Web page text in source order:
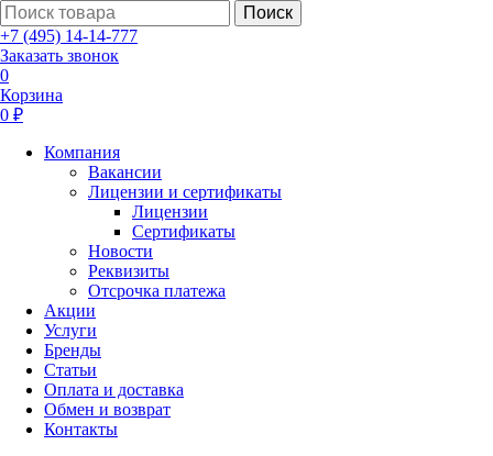
Поиск
+7 (495) 14-14-777
Заказать звонок
0
Корзина
0 ₽
Компания
Вакансии
Лицензии и сертификаты
Лицензии
Сертификаты
Новости
Реквизиты
Отсрочка платежа
Акции
Услуги
Бренды
Статьи
Оплата и доставка
Обмен и возврат
Контакты